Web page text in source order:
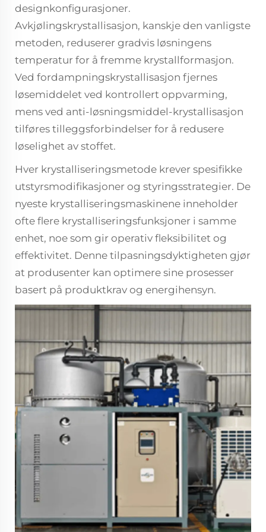
designkonfigurasjoner.
Avkjølingskrystallisasjon, kanskje den vanligste
metoden, reduserer gradvis løsningens
temperatur for å fremme krystallformasjon.
Ved fordampningskrystallisasjon fjernes
løsemiddelet ved kontrollert oppvarming,
mens ved anti-løsningsmiddel-krystallisasjon
tilføres tilleggsforbindelser for å redusere
løselighet av stoffet.
Hver krystalliseringsmetode krever spesifikke
utstyrsmodifikasjoner og styringsstrategier. De
nyeste krystalliseringsmaskinene inneholder
ofte flere krystalliseringsfunksjoner i samme
enhet, noe som gir operativ fleksibilitet og
effektivitet. Denne tilpasningsdyktigheten gjør
at produsenter kan optimere sine prosesser
basert på produktkrav og energihensyn.